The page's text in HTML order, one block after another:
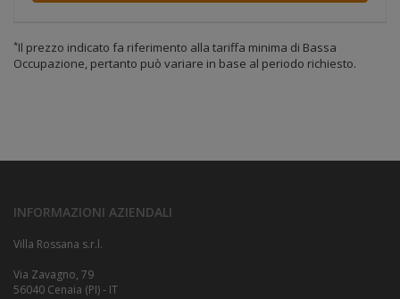
*Il prezzo indicato fa riferimento alla tariffa minima di Bassa
Occupazione, pertanto può variare in base al periodo richiesto.
INFORMAZIONI AZIENDALI
Villa Rossana s.r.l.
Via Zavagno, 79
56040 Cenaia (PI) - IT